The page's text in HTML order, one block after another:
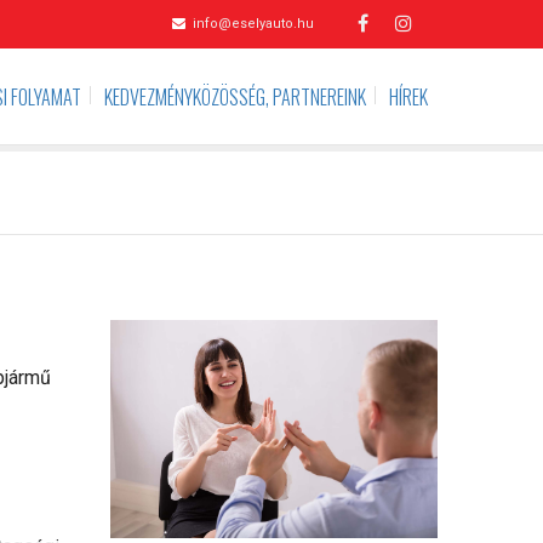
info@eselyauto.hu
FOLYAMAT KEDVEZMÉNYKÖZÖSSÉG, PARTNEREINK HÍREK